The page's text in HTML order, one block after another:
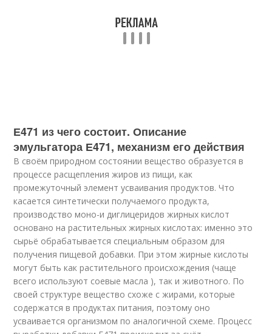
Е471 из чего состоит. Описание
эмульгатора Е471, механизм его действия
В своём природном состоянии вещество образуется в
процессе расщепления жиров из пищи, как
промежуточный элемент усваивания продуктов. Что
касается синтетически получаемого продукта,
производство моно-и диглицеридов жирных кислот
основано на растительных жирных кислотах: именно это
сырьё обрабатывается специальным образом для
получения пищевой добавки. При этом жирные кислоты
могут быть как растительного происхождения (чаще
всего используют соевые масла ), так и животного. По
своей структуре вещество схоже с жирами, которые
содержатся в продуктах питания, поэтому оно
усваивается организмом по аналогичной схеме. Процесс